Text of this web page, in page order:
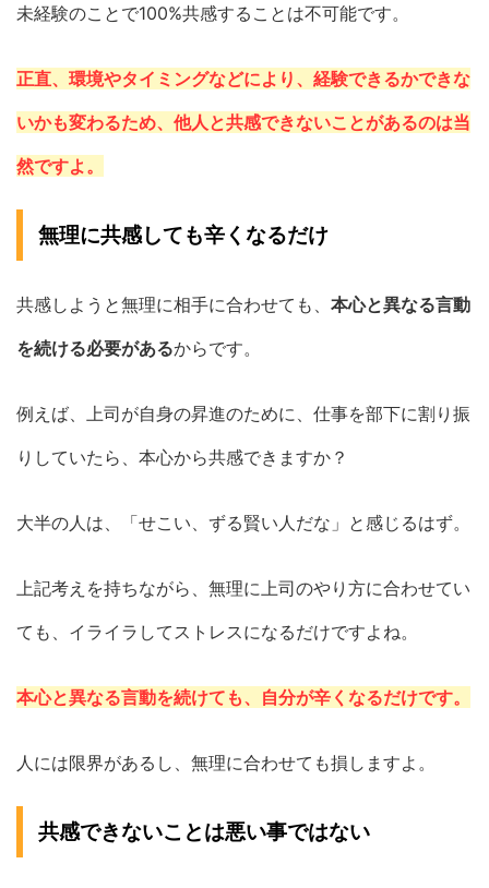
未経験のことで100%共感することは不可能です。
正直、環境やタイミングなどにより、経験できるかできな
いかも変わるため、他人と共感できないことがあるのは当
然ですよ。
無理に共感しても辛くなるだけ
共感しようと無理に相手に合わせても、 本心と異なる言動
を続ける必要があるからです。
例えば、上司が自身の昇進のために、仕事を部下に割り振
りしていたら、本心から共感できますか？
大半の人は、「せこい、ずる賢い人だな」と感じるはず。
上記考えを持ちながら、無理に上司のやり方に合わせてい
ても、イライラしてストレスになるだけですよね。
本心と異なる言動を続けても、自分が辛くなるだけです。
人には限界があるし、無理に合わせても損しますよ。
共感できないことは悪い事ではない